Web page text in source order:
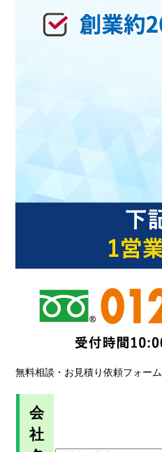
無料相談・お見積り依頼フォーム
会
社